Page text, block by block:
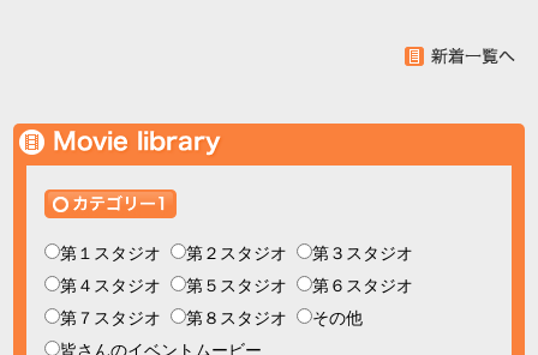
第１スタジオ 第２スタジオ
第３スタジオ
第４スタジオ
第５スタジオ
第６スタジオ
第７スタジオ
第８スタジオ
その他
皆さんのイベントムービー